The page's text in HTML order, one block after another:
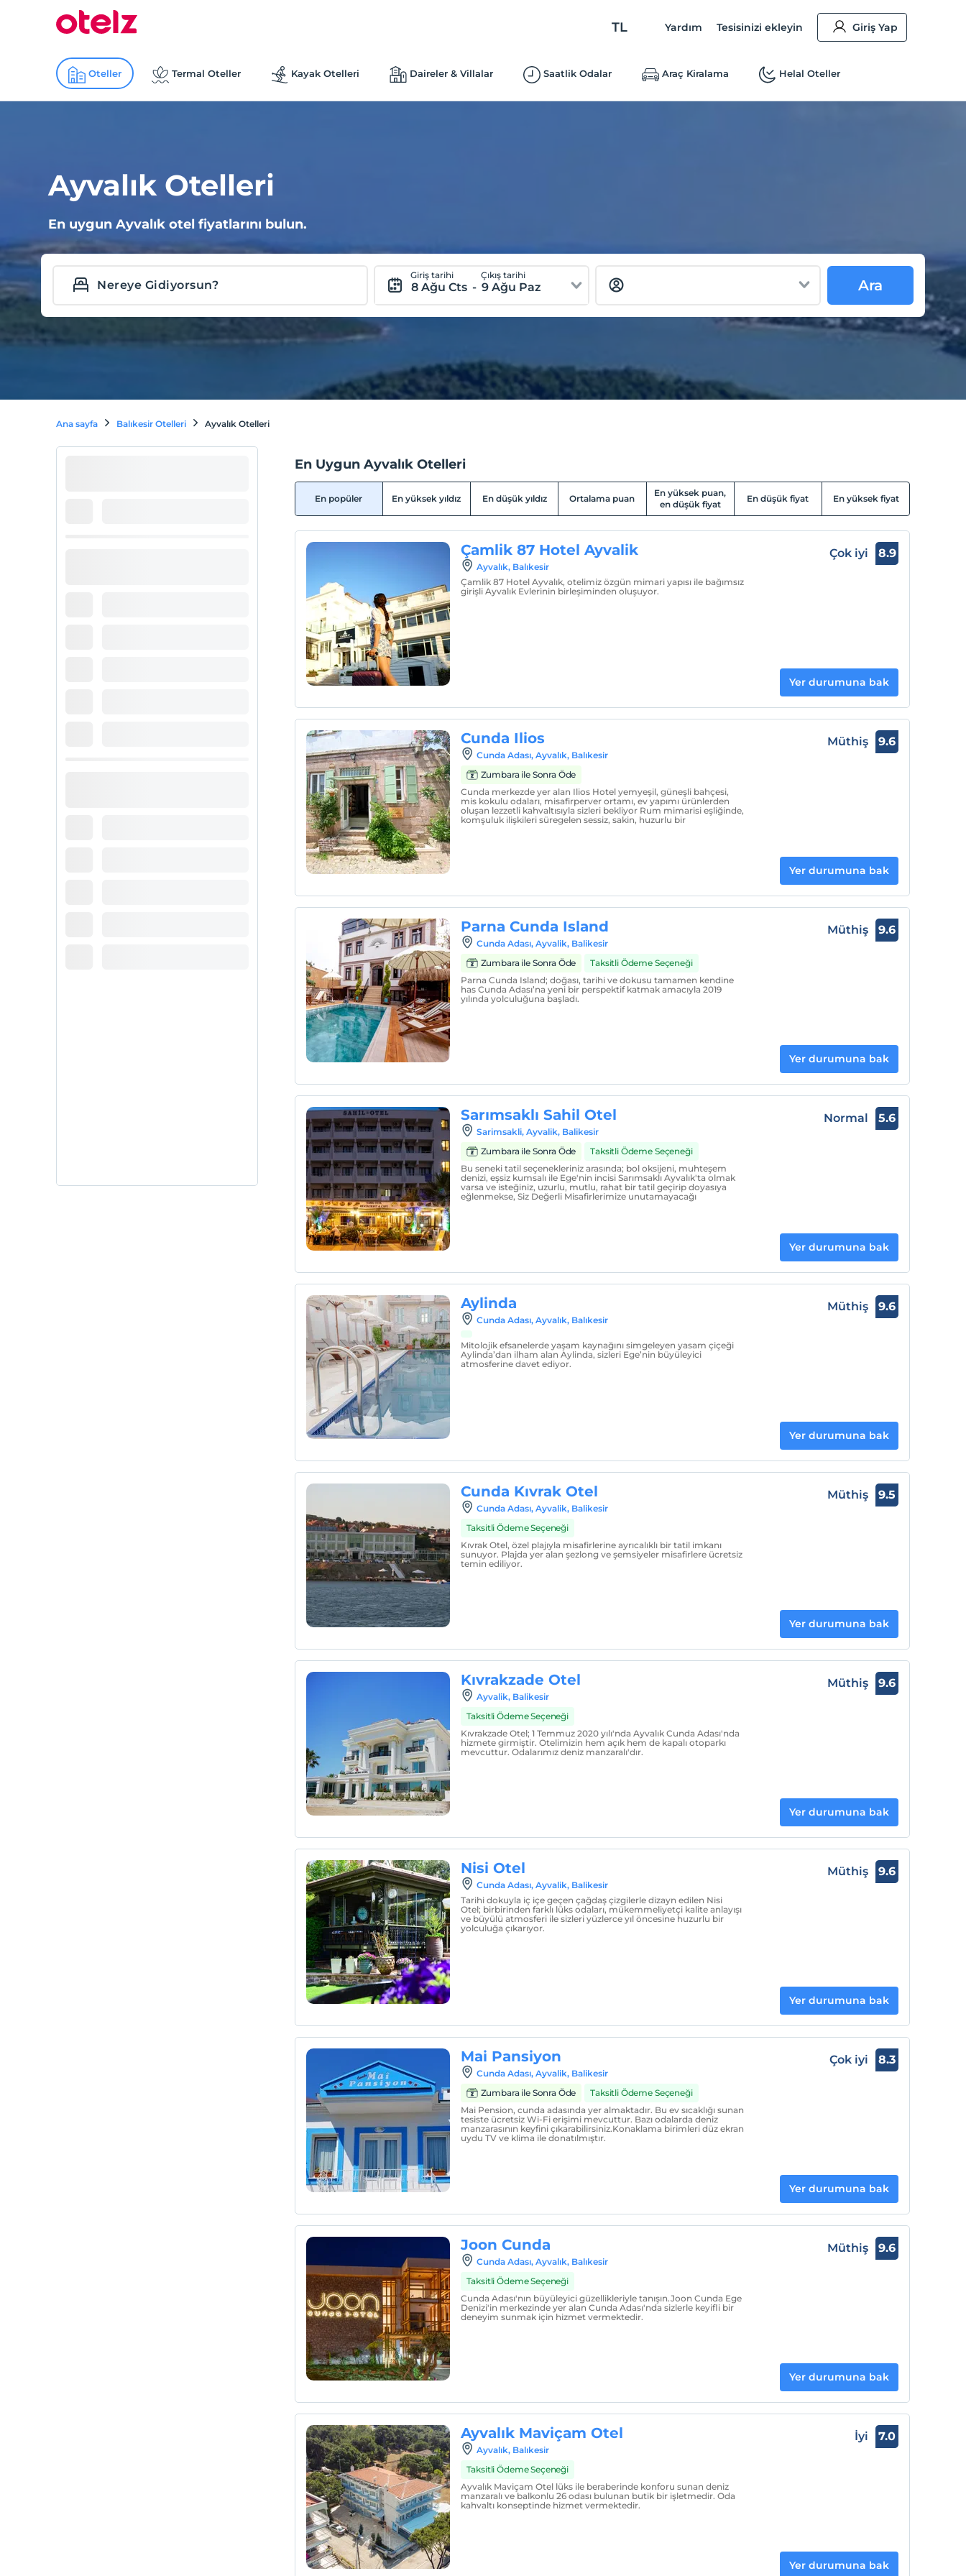
TL Yardım Tesisinizi ekleyin Giriş Yap
Oteller Termal Oteller Kayak Otelleri Daireler & Villalar Saatlik Odalar Araç Kiralama Helal Oteller
Ayvalık Otelleri
En uygun Ayvalık otel fiyatlarını bulun.
Giriş tarihi
8 Ağu Cts -
Çıkış tarihi
9 Ağu Paz Ara
Ana sayfa Balıkesir Otelleri Ayvalık Otelleri
En Uygun Ayvalık Otelleri
En popüler En yüksek yıldız En düşük yıldız Ortalama puan
En yüksek puan,
en düşük fiyat
En düşük fiyat En yüksek fiyat
Çamlik 87 Hotel Ayvalik
Ayvalık, Balıkesir
Çamlik 87 Hotel Ayvalık, otelimiz özgün mimari yapısı ile bağımsız
girişli Ayvalık Evlerinin birleşiminden oluşuyor.
Çok iyi 8.9
Yer durumuna bak
Cunda Ilios
Cunda Adası, Ayvalık, Balıkesir
Zumbara ile Sonra Öde
Cunda merkezde yer alan Ilios Hotel yemyeşil, güneşli bahçesi,
mis kokulu odaları, misafirperver ortamı, ev yapımı ürünlerden
oluşan lezzetli kahvaltısıyla sizleri bekliyor Rum mimarisi eşliğinde,
komşuluk ilişkileri süregelen sessiz, sakin, huzurlu bir
Müthiş 9.6
Yer durumuna bak
Parna Cunda Island
Cunda Adası, Ayvalik, Balikesir
Zumbara ile Sonra Öde
Taksitli Ödeme Seçeneği
Parna Cunda Island; doğası, tarihi ve dokusu tamamen kendine
has Cunda Adası’na yeni bir perspektif katmak amacıyla 2019
yılında yolculuğuna başladı.
Müthiş 9.6
Yer durumuna bak
Sarımsaklı Sahil Otel
Sarimsakli, Ayvalik, Balikesir
Zumbara ile Sonra Öde
Taksitli Ödeme Seçeneği
Bu seneki tatil seçenekleriniz arasında; bol oksijeni, muhteşem
denizi, eşsiz kumsalı ile Ege'nin incisi Sarımsaklı Ayvalık'ta olmak
varsa ve isteğiniz, uzurlu, mutlu, rahat bir tatil geçirip doyasıya
eğlenmekse, Siz Değerli Misafirlerimize unutamayacağı
Normal 5.6
Yer durumuna bak
Aylinda
Cunda Adası, Ayvalık, Balıkesir
Mitolojik efsanelerde yaşam kaynağını simgeleyen yasam çiçeği
Aylinda’dan ilham alan Aylinda, sizleri Ege’nin büyüleyici
atmosferine davet ediyor.
Müthiş 9.6
Yer durumuna bak
Cunda Kıvrak Otel
Cunda Adası, Ayvalik, Balikesir
Taksitli Ödeme Seçeneği
Kıvrak Otel, özel plajıyla misafirlerine ayrıcalıklı bir tatil imkanı
sunuyor. Plajda yer alan şezlong ve şemsiyeler misafirlere ücretsiz
temin ediliyor.
Müthiş 9.5
Yer durumuna bak
Kıvrakzade Otel
Ayvalik, Balikesir
Taksitli Ödeme Seçeneği
Kıvrakzade Otel; 1 Temmuz 2020 yılı'nda Ayvalık Cunda Adası'nda
hizmete girmiştir. Otelimizin hem açık hem de kapalı otoparkı
mevcuttur. Odalarımız deniz manzaralı'dır.
Müthiş 9.6
Yer durumuna bak
Nisi Otel
Cunda Adası, Ayvalik, Balikesir
Tarihi dokuyla iç içe geçen çağdaş çizgilerle dizayn edilen Nisi
Otel; birbirinden farklı lüks odaları, mükemmeliyetçi kalite anlayışı
ve büyülü atmosferi ile sizleri yüzlerce yıl öncesine huzurlu bir
yolculuğa çıkarıyor.
Müthiş 9.6
Yer durumuna bak
Mai Pansiyon
Cunda Adası, Ayvalik, Balikesir
Zumbara ile Sonra Öde
Taksitli Ödeme Seçeneği
Mai Pension, cunda adasında yer almaktadır. Bu ev sıcaklığı sunan
tesiste ücretsiz Wi-Fi erişimi mevcuttur. Bazı odalarda deniz
manzarasının keyfini çıkarabilirsiniz.Konaklama birimleri düz ekran
uydu TV ve klima ile donatılmıştır.
Çok iyi 8.3
Yer durumuna bak
Joon Cunda
Cunda Adası, Ayvalık, Balıkesir
Taksitli Ödeme Seçeneği
Cunda Adası'nın büyüleyici güzellikleriyle tanışın.Joon Cunda Ege
Denizi'in merkezinde yer alan Cunda Adası'nda sizlerle keyifli bir
deneyim sunmak için hizmet vermektedir.
Müthiş 9.6
Yer durumuna bak
Ayvalık Maviçam Otel
Ayvalık, Balıkesir
Taksitli Ödeme Seçeneği
Ayvalık Maviçam Otel lüks ile beraberinde konforu sunan deniz
manzaralı ve balkonlu 26 odası bulunan butik bir işletmedir. Oda
kahvaltı konseptinde hizmet vermektedir.
İyi 7.0
Yer durumuna bak